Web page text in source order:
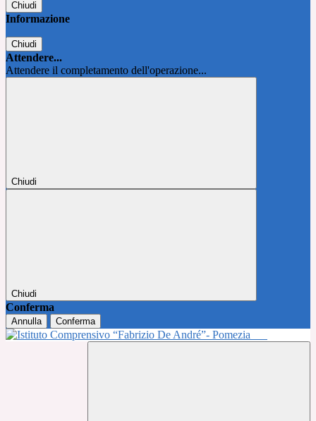
Chiudi
Informazione
Chiudi
Attendere...
Attendere il completamento dell'operazione...
Chiudi
Chiudi
Conferma
Annulla Conferma